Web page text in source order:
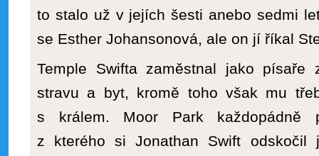
to stalo už v jejích šesti anebo sedmi
se Esther Johansonová, ale on jí říkal
Temple Swifta zaměstnal jako
stravu a byt, kromě toho však mu
s králem. Moor Park každopádně
z kterého si Jonathan Swift odskočil